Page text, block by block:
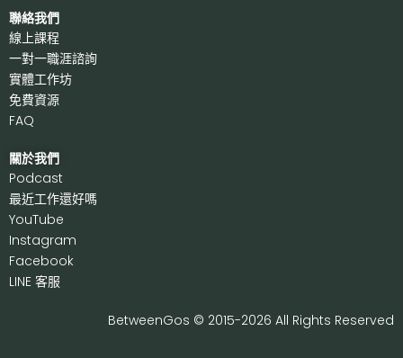
聯絡我們
線上課程
一對一職涯諮詢
實體工作坊
免費資源
FAQ
關於我們
Podcast
最近工作還好嗎
YouTube
Instagram
Facebook
LINE 客服
BetweenGos © 2015-2026 All Rights Reserved